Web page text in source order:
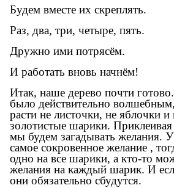
Будем вместе их скреплять.
Раз, два, три, четыре, пять.
Дружно ими потрясём.
И работать вновь начнём!
Итак, наше дерево почти
было действительно
расти не листочки, не яблочки
золотистые шарики.
мы будем загадывать желания. У
самое сокровенное желание ,
одно на все шарики, а кто-то
желания на каждый шарик. И
они обязательно сбудутся.